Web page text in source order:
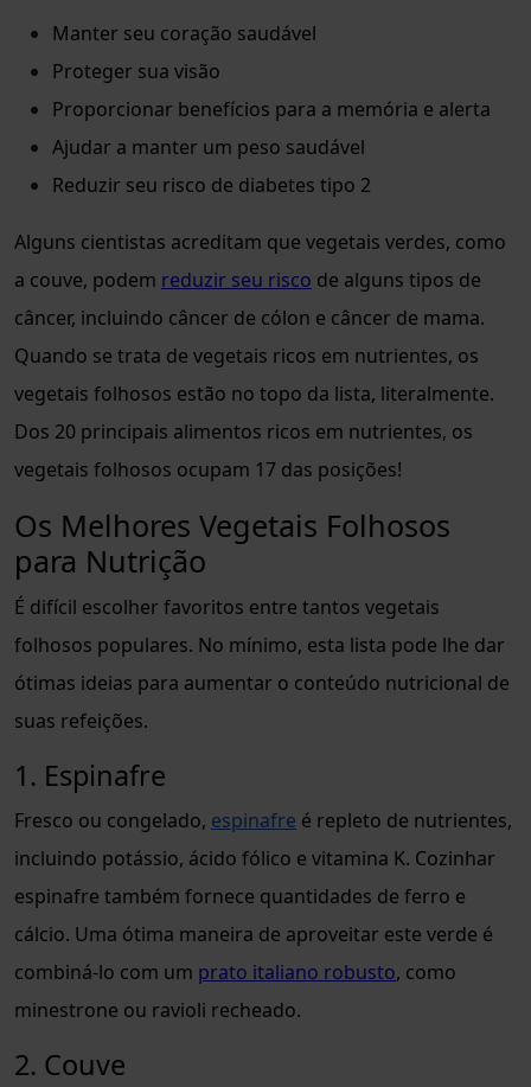
Manter seu coração saudável
Proteger sua visão
Proporcionar benefícios para a memória e alerta
Ajudar a manter um peso saudável
Reduzir seu risco de diabetes tipo 2
Alguns cientistas acreditam que vegetais verdes, como
a couve, podem reduzir seu risco de alguns tipos de
câncer, incluindo câncer de cólon e câncer de mama.
Quando se trata de vegetais ricos em nutrientes, os
vegetais folhosos estão no topo da lista, literalmente.
Dos 20 principais alimentos ricos em nutrientes, os
vegetais folhosos ocupam 17 das posições!
Os Melhores Vegetais Folhosos
para Nutrição
É difícil escolher favoritos entre tantos vegetais
folhosos populares. No mínimo, esta lista pode lhe dar
ótimas ideias para aumentar o conteúdo nutricional de
suas refeições.
1. Espinafre
Fresco ou congelado, espinafre é repleto de nutrientes,
incluindo potássio, ácido fólico e vitamina K. Cozinhar
espinafre também fornece quantidades de ferro e
cálcio. Uma ótima maneira de aproveitar este verde é
combiná-lo com um prato italiano robusto, como
minestrone ou ravioli recheado.
2. Couve